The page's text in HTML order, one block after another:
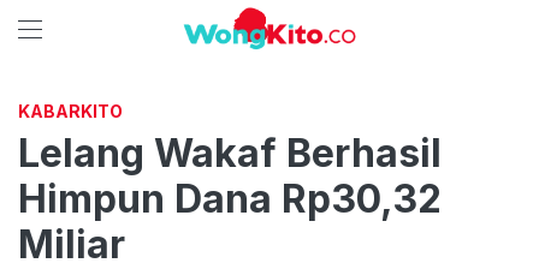
KABARKITO
Lelang Wakaf Berhasil
Himpun Dana Rp30,32
Miliar